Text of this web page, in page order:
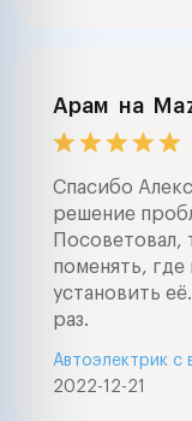
Арам на
Спасибо
решение
Посоветовал,
поменять,
установить
раз.
2022-12-21
Автоэлектрик с